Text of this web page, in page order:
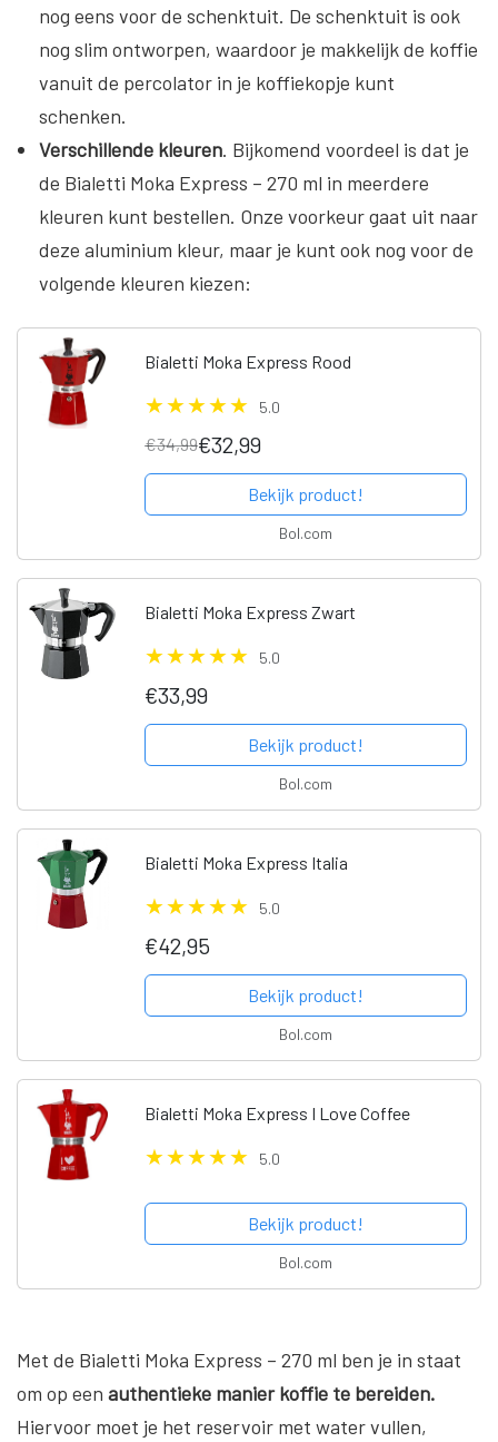
nog eens voor de schenktuit. De schenktuit is ook
nog slim ontworpen, waardoor je makkelijk de koffie
vanuit de percolator in je koffiekopje kunt
schenken.
Verschillende kleuren. Bijkomend voordeel is dat je
de Bialetti Moka Express – 270 ml in meerdere
kleuren kunt bestellen. Onze voorkeur gaat uit naar
deze aluminium kleur, maar je kunt ook nog voor de
volgende kleuren kiezen:
Bialetti Moka Express Rood
5.0
€34,99€32,99
Bekijk product!
Bol.com
Bialetti Moka Express Zwart
5.0
€33,99
Bekijk product!
Bol.com
Bialetti Moka Express Italia
5.0
€42,95
Bekijk product!
Bol.com
Bialetti Moka Express I Love Coffee
5.0
Bekijk product!
Bol.com
Met de Bialetti Moka Express – 270 ml ben je in staat
om op een authentieke manier koffie te bereiden.
Hiervoor moet je het reservoir met water vullen,